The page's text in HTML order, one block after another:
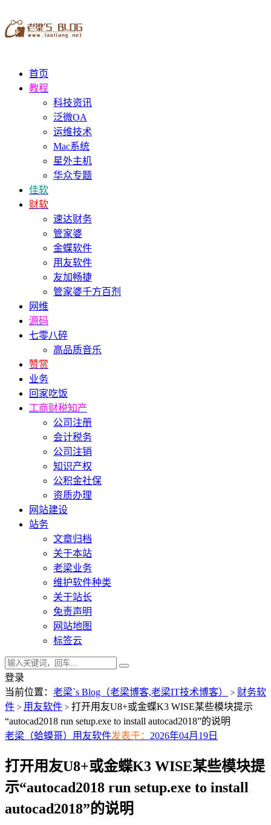
首页
教程
科技资讯
泛微OA
运维技术
Mac系统
星外主机
华众专题
佳软
财软
速达财务
管家婆
金蝶软件
用友软件
友加畅捷
管家婆千方百剂
网维
源码
七零八碎
高品质音乐
赞赏
业务
回家吃饭
工商财税知产
公司注册
会计税务
公司注销
知识产权
公积金社保
资质办理
网站建设
站务
文章归档
关于本站
老梁业务
维护软件种类
关于站长
免责声明
网站地图
标签云
登录
当前位置： 老梁`s Blog（老梁博客,老梁IT技术博客） > 财务软
件 > 用友软件 > 打开用友U8+或金蝶K3 WISE某些模块提示
“autocad2018 run setup.exe to install autocad2018”的说明
老梁（蛤蟆哥） 用友软件发表于： 2026年04月19日
打开用友U8+或金蝶K3 WISE某些模块提
示“autocad2018 run setup.exe to install
autocad2018”的说明